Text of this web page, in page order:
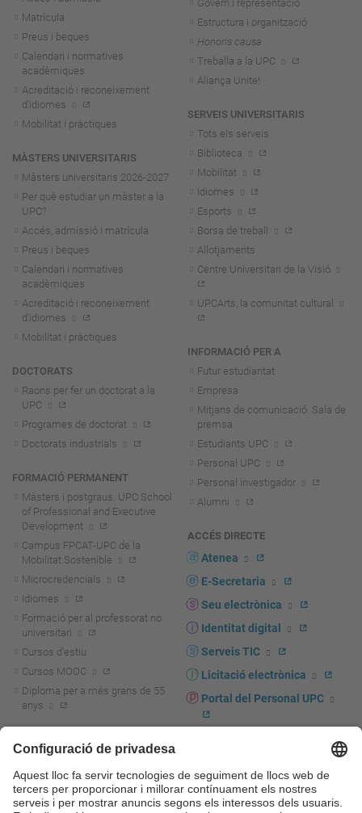
Matrícula
Preus i beques
Calendari i normatives
acadèmiques
Acreditació i reconeixement
d'idiomes
Mobilitat i pràctiques
MÀSTERS UNIVERSITARIS
Màsters universitaris 2026-2027
Per què estudiar un màster a la
UPC?
Accés, admissió i matrícula
Preus i beques
Calendari i normatives
acadèmiques
Acreditació i reconeixement
d'idiomes
Mobilitat i pràctiques
DOCTORATS
Raons per fer un doctorat a la
UPC
Programes de doctorat
Doctorats industrials
FORMACIÓ PERMANENT
Màsters i postgraus. UPC School
of Professional and Executive
Development
Campus FPCAT-UPC de la
Mobilitat Sostenible
Microcredencials
Idiomes
Formació per al professorat no
universitari
Cursos d'estiu
Cursos MOOC
Diploma per a més grans de 55
anys
Actualitat R+D+I
La recerca a la UPC
La transferència, l'emprenedoria i
Govern i representació
Estructura i organització
Honoris causa
Treballa a la UPC
Aliança Unite!
SERVEIS UNIVERSITARIS
Tots els serveis
Biblioteca
Mobilitat
Idiomes
Esports
Borsa de treball
Allotjaments
Centre Universitari de la Visió
UPCArts, la comunitat cultural
INFORMACIÓ PER A
Futur estudiantat
Empresa
Mitjans de comunicació. Sala de
premsa
Estudiants UPC
Personal UPC
Personal investigador
Alumni
ACCÉS DIRECTE
Atenea
E-Secretaria
Seu electrònica
Identitat digital
Serveis TIC
Licitació electrònica
Portal del Personal UPC
UPCshop, marxandatge
Sala de premsa